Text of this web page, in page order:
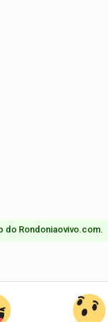
do Rondoniaovivo.com.​